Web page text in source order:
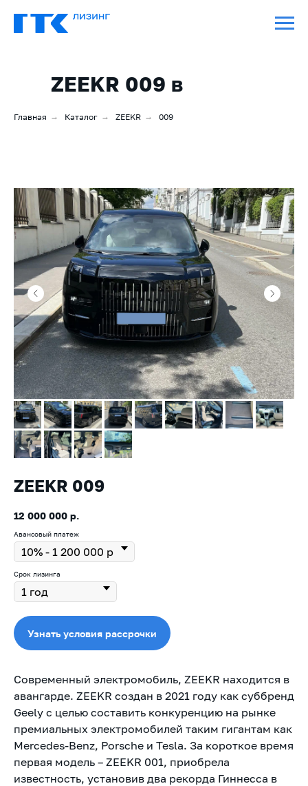
ZEEKR 009 в
Главная → Каталог → ZEEKR → 009
ZEEKR 009
12 000 000 р.
Авансовый платеж
Срок лизинга
Узнать условия рассрочки
Современный электромобиль, ZEEKR находится в
авангарде. ZEEKR создан в 2021 году как суббренд
Geely с целью составить конкуренцию на рынке
премиальных электромобилей таким гигантам как
Mercedes-Benz, Porsche и Tesla. За короткое время
первая модель – ZEEKR 001, приобрела
известность, установив два рекорда Гиннесса в